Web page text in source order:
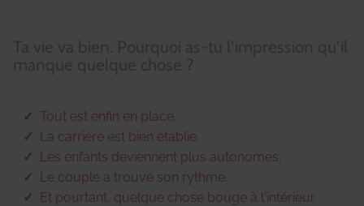
Ta vie va bien. Pourquoi as-tu l'impression qu'il
manque quelque chose ?
Tout est enfin en place.
La carrière est bien établie.
Les enfants deviennent plus autonomes.
Le couple a trouvé son rythme.
Et pourtant, quelque chose bouge à l'intérieur.